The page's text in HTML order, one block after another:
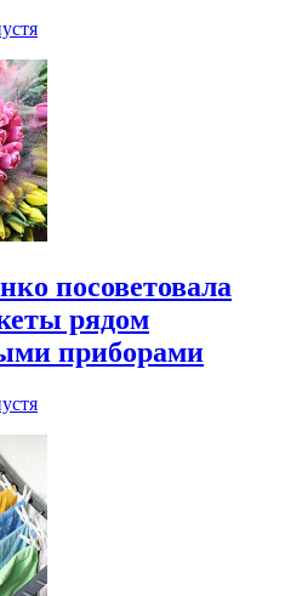
посоветовала
рядом
приборами